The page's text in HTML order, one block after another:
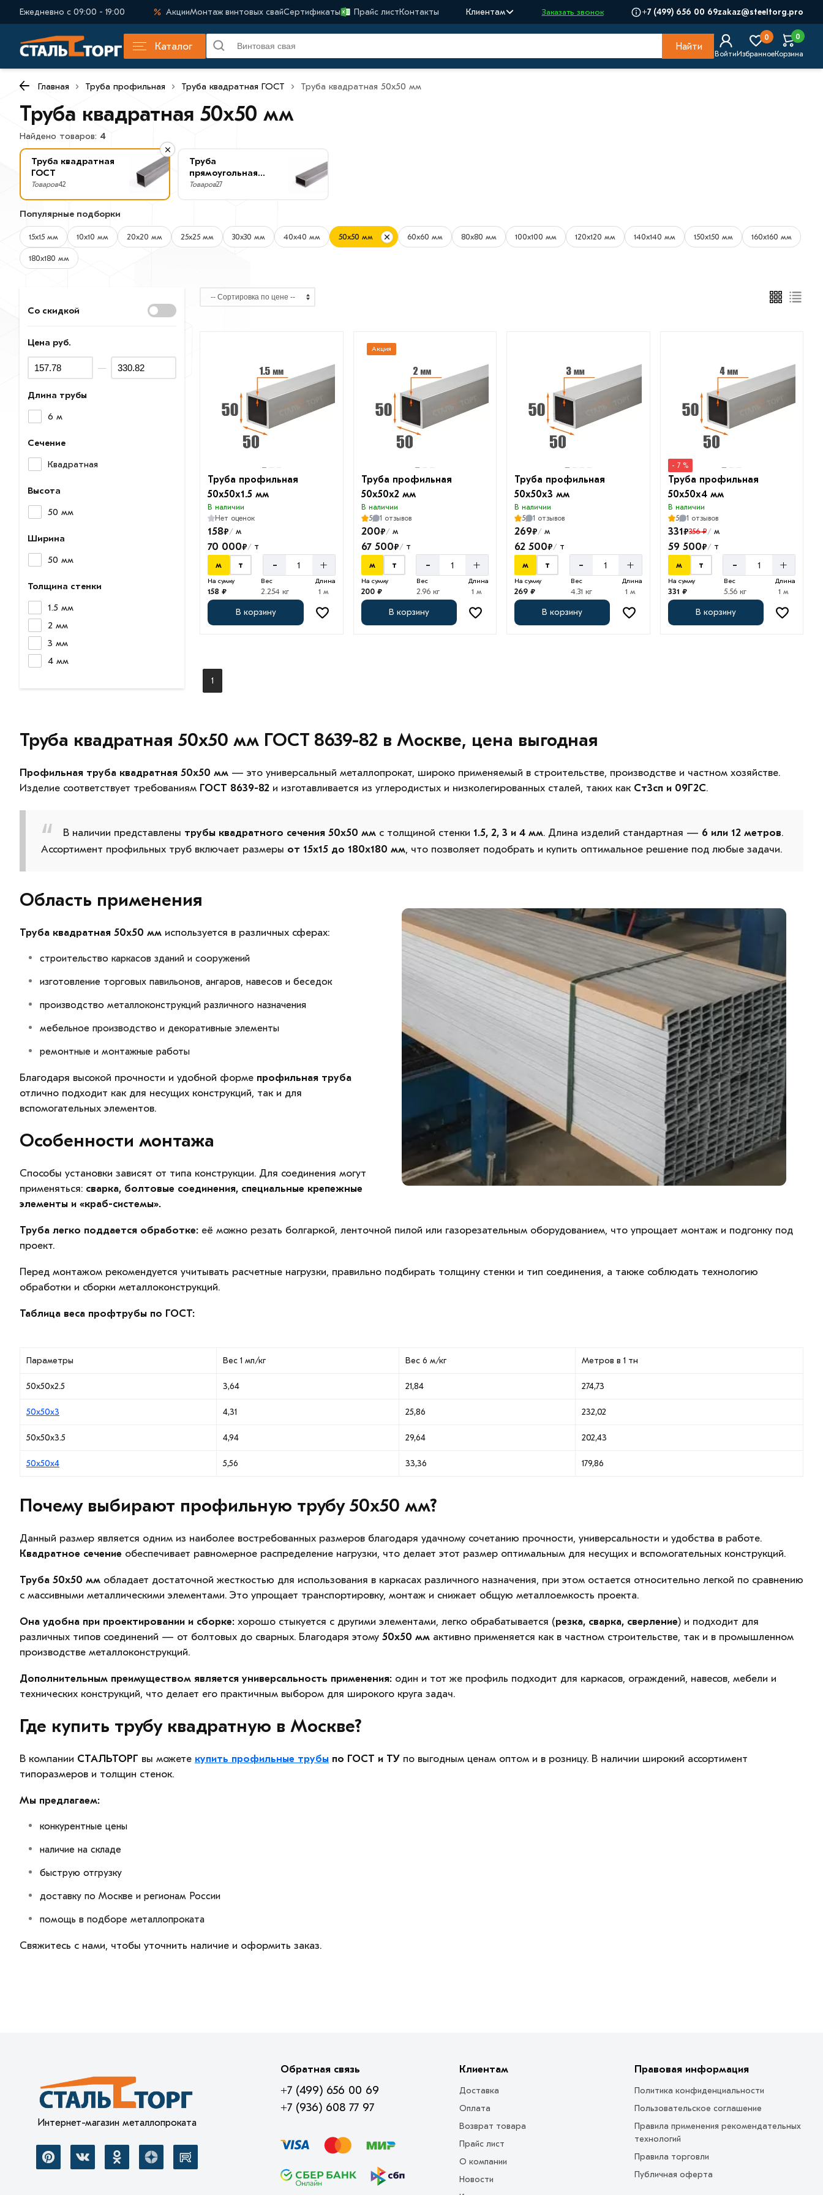
Ежедневно с 09:00 - 19:00 АкцииМонтаж винтовых свайСертификаты Прайс листКонтакты Клиентам Заказать звонок +7 (499) 656 00 69zakaz@steeltorg.pro
Каталог Найти
ВойтиИзбранное
0
Корзина
0
Главная Труба профильная Труба квадратная ГОСТ Труба квадратная 50х50 мм
Труба квадратная 50х50 мм
Найдено товаров: 4
Труба квадратная
ГОСТ
Товаров42
Труба
прямоугольная
ГОСТ
Товаров27
Популярные подборки
15х15 мм 10х10 мм 20х20 мм 25х25 мм 30х30 мм 40х40 мм 50х50 мм 60х60 мм 80х80 мм 100х100 мм 120х120 мм 140х140 мм 150х150 мм 160х160 мм
180х180 мм
Со скидкой
Цена руб.
—
Длина трубы
6 м
Сечение
Квадратная
Высота
50 мм
Ширина
50 мм
Толщина стенки
1.5 мм
2 мм
3 мм
4 мм
Труба профильная
50х50х1.5 мм
В наличии
Нет оценок
158₽/ м
70 000₽/ т
м
т - +
На сумму
158 ₽
Вес
2.254 кг
Длина
1 м
В корзину
Акция
Труба профильная
50х50х2 мм
В наличии
5
1 отзывов
200₽/ м
67 500₽/ т
м
т - +
На сумму
200 ₽
Вес
2.96 кг
Длина
1 м
В корзину
Труба профильная
50х50х3 мм
В наличии
5
1 отзывов
269₽/ м
62 500₽/ т
м
т - +
На сумму
269 ₽
Вес
4.31 кг
Длина
1 м
В корзину
- 7 %
Труба профильная
50х50х4 мм
В наличии
5
1 отзывов
331₽356 ₽/ м
59 500₽/ т
м
т - +
На сумму
331 ₽
Вес
5.56 кг
Длина
1 м
В корзину
1
Труба квадратная 50х50 мм ГОСТ 8639-82 в Москве, цена выгодная
Профильная труба квадратная 50х50 мм — это универсальный металлопрокат, широко применяемый в строительстве, производстве и частном хозяйстве.
Изделие соответствует требованиям ГОСТ 8639-82 и изготавливается из углеродистых и низколегированных сталей, таких как Ст3сп и 09Г2С.
В наличии представлены трубы квадратного сечения 50х50 мм с толщиной стенки 1.5, 2, 3 и 4 мм. Длина изделий стандартная — 6 или 12 метров.
Ассортимент профильных труб включает размеры от 15х15 до 180х180 мм , что позволяет подобрать и купить оптимальное решение под любые задачи.
Область применения
Труба квадратная 50х50 мм используется в различных сферах:
строительство каркасов зданий и сооружений
изготовление торговых павильонов, ангаров, навесов и беседок
производство металлоконструкций различного назначения
мебельное производство и декоративные элементы
ремонтные и монтажные работы
Благодаря высокой прочности и удобной форме профильная труба
отлично подходит как для несущих конструкций, так и для
вспомогательных элементов.
Особенности монтажа
Способы установки зависят от типа конструкции. Для соединения могут
применяться: сварка, болтовые соединения, специальные крепежные
элементы и «краб-системы».
Труба легко поддается обработке: её можно резать болгаркой, ленточной пилой или газорезательным оборудованием, что упрощает монтаж и подгонку под
проект.
Перед монтажом рекомендуется учитывать расчетные нагрузки, правильно подбирать толщину стенки и тип соединения, а также соблюдать технологию
обработки и сборки металлоконструкций.
Таблица веса профтрубы по ГОСТ:
Параметры Вес 1 мп/кг Вес 6 м/кг Метров в 1 тн
50х50х2.5 3,64 21,84 274,73
50х50х3 4,31 25,86 232,02
50х50х3.5 4,94 29,64 202,43
50х50х4 5,56 33,36 179,86
Почему выбирают профильную трубу 50х50 мм?
Данный размер является одним из наиболее востребованных размеров благодаря удачному сочетанию прочности, универсальности и удобства в работе.
Квадратное сечение обеспечивает равномерное распределение нагрузки, что делает этот размер оптимальным для несущих и вспомогательных конструкций.
Труба 50х50 мм обладает достаточной жесткостью для использования в каркасах различного назначения, при этом остается относительно легкой по сравнению
с массивными металлическими элементами. Это упрощает транспортировку, монтаж и снижает общую металлоемкость проекта.
Она удобна при проектировании и сборке: хорошо стыкуется с другими элементами, легко обрабатывается (резка, сварка, сверление) и подходит для
различных типов соединений — от болтовых до сварных. Благодаря этому 50х50 мм активно применяется как в частном строительстве, так и в промышленном
производстве металлоконструкций.
Дополнительным преимуществом является универсальность применения: один и тот же профиль подходит для каркасов, ограждений, навесов, мебели и
технических конструкций, что делает его практичным выбором для широкого круга задач.
Где купить трубу квадратную в Москве?
В компании СТАЛЬТОРГ вы можете купить профильные трубы по ГОСТ и ТУ по выгодным ценам оптом и в розницу. В наличии широкий ассортимент
типоразмеров и толщин стенок.
Мы предлагаем:
конкурентные цены
наличие на складе
быструю отгрузку
доставку по Москве и регионам России
помощь в подборе металлопроката
Свяжитесь с нами, чтобы уточнить наличие и оформить заказ.
Интернет-магазин металлопроката
Обратная связь
+7 (499) 656 00 69
+7 (936) 608 77 97
Клиентам
Доставка
Оплата
Возврат товара
Прайс лист
О компании
Новости
Правовая информация
Политика конфиденциальности
Пользовательское соглашение
Правила применения рекомендательных
технологий
Правила торговли
Публичная оферта